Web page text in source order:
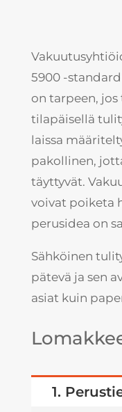
5900 -
on tarpeen,
tilapäisellä
laissa
pakollinen,
täyttyvät.
voivat poiketa
perusidea on
Sähköinen
pätevä ja sen
asiat kuin
1.